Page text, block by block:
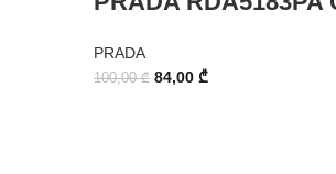
PRADA
100,00₾ 84,00 ₾